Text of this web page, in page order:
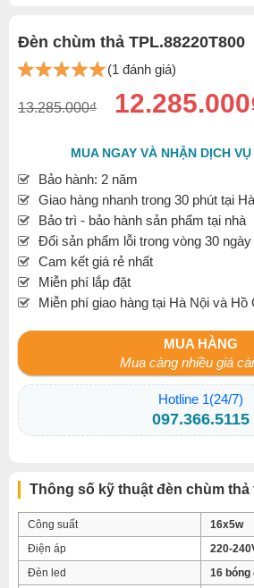
Đèn chùm thả TPL.88220T800
(1 đánh giá)
13.285.000₫
MUA NGAY VÀ NHẬN DỊCH
Bảo hành: 2 năm
Giao hàng nhanh trong 30 phút tại
Bảo trì - bảo hành sản phẩm tại nhà
Đổi sản phẩm lỗi trong vòng 30 ngày
Cam kết giá rẻ nhất
Miễn phí lắp đặt
Miễn phí giao hàng tại Hà Nội và Hồ
MUA HÀNG
Mua càng nhiều giá
Hotline 1(24/7)
097.366.5115
Thông số kỹ thuật đèn chùm thả
Công suất
16x5w
Điện áp
220-
Đèn led
16 bóng